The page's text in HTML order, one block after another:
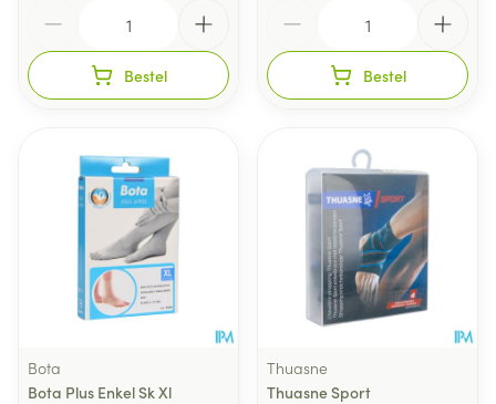
Bestel Bestel
Bota
Bota Plus Enkel Sk Xl
Thuasne
Thuasne Sport